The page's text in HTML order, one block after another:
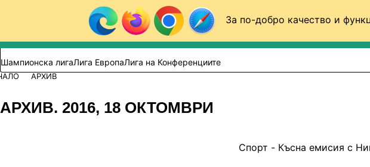
За по-добро качество и
Към съдържанието
Търси в сайта
ВИДЕО ФУТБОЛ (БГ)
Шампионска лигаЛига ЕвропаЛига на Конференциите
АРХИВ
АРХИВ. 2016, 18 ОКТОМВРИ
Спорт - Късна емисия с